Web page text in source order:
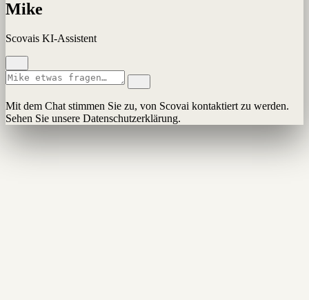
Mike
Scovais KI-Assistent
Mit dem Chat stimmen Sie zu, von Scovai kontaktiert zu werden.
Sehen Sie unsere Datenschutzerklärung.